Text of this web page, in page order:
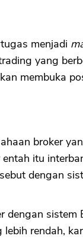
menjadi
yang
membuka
broker
itu
dengan
dengan sistem
rendah,